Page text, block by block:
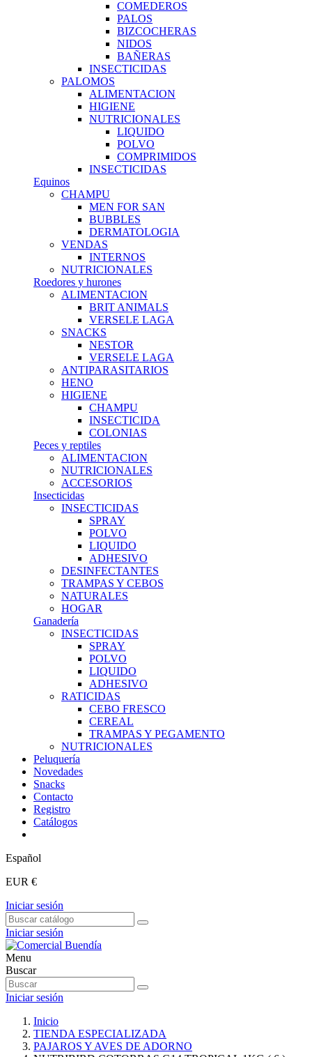
COMEDEROS
PALOS
BIZCOCHERAS
NIDOS
BAÑERAS
INSECTICIDAS
PALOMOS
ALIMENTACION
HIGIENE
NUTRICIONALES
LIQUIDO
POLVO
COMPRIMIDOS
INSECTICIDAS
Equinos
CHAMPU
MEN FOR SAN
BUBBLES
DERMATOLOGIA
VENDAS
INTERNOS
NUTRICIONALES
Roedores y hurones
ALIMENTACION
BRIT ANIMALS
VERSELE LAGA
SNACKS
NESTOR
VERSELE LAGA
ANTIPARASITARIOS
HENO
HIGIENE
CHAMPU
INSECTICIDA
COLONIAS
Peces y reptiles
ALIMENTACION
NUTRICIONALES
ACCESORIOS
Insecticidas
INSECTICIDAS
SPRAY
POLVO
LIQUIDO
ADHESIVO
DESINFECTANTES
TRAMPAS Y CEBOS
NATURALES
HOGAR
Ganadería
INSECTICIDAS
SPRAY
POLVO
LIQUIDO
ADHESIVO
RATICIDAS
CEBO FRESCO
CEREAL
TRAMPAS Y PEGAMENTO
NUTRICIONALES
Peluquería
Novedades
Snacks
Contacto
Registro
Catálogos
Español
EUR €
Iniciar sesión
Iniciar sesión
Menu
Buscar
Iniciar sesión
Inicio
TIENDA ESPECIALIZADA
PAJAROS Y AVES DE ADORNO